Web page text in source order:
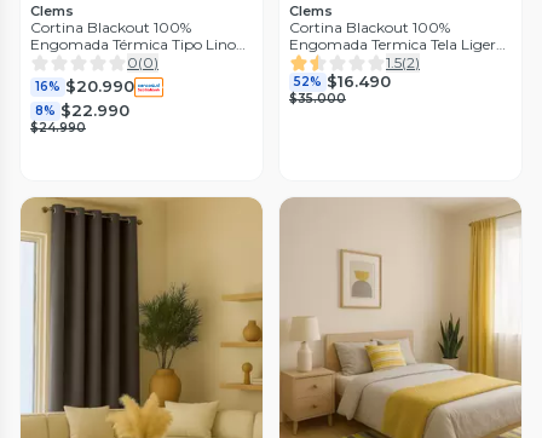
Clems
Cortina Blackout 100%
Engomada Térmica Tipo Lino
140x220 - Tela Gruesa
Premium - 2 Paños Turquesa
0(0)
16% $20.990
8% $22.990
$24.990
Clems
Cortina Blackout 100%
Engomada Termica Tela Ligera
140x225 - Microfibra Premium
- 2 Paños Blanco
1.5(2)
52% $16.490
$35.000